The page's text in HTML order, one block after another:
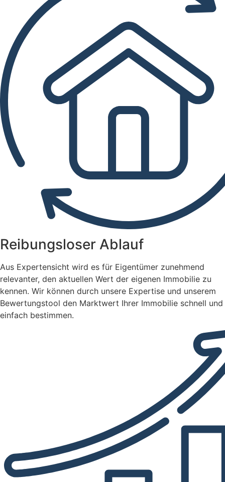
Reibungsloser Ablauf
Aus Expertensicht wird es für Eigentümer zunehmend
relevanter, den aktuellen Wert der eigenen Immobilie zu
kennen. Wir können durch unsere Expertise und unserem
Bewertungstool den Marktwert Ihrer Immobilie schnell und
einfach bestimmen.